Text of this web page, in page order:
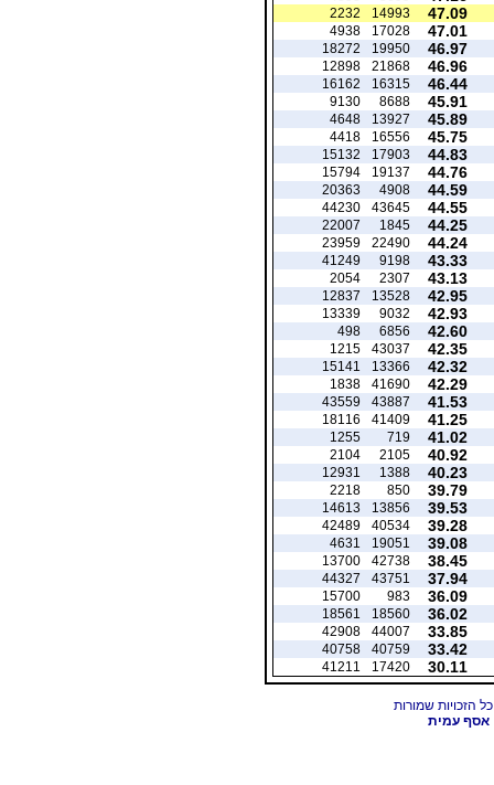
47.09
14993
2232
47.01
17028
4938
46.97
19950
18272
46.96
21868
12898
46.44
16315
16162
45.91
8688
9130
45.89
13927
4648
45.75
16556
4418
44.83
17903
15132
44.76
19137
15794
44.59
4908
20363
44.55
43645
44230
44.25
1845
22007
44.24
22490
23959
43.33
9198
41249
43.13
2307
2054
42.95
13528
12837
42.93
9032
13339
42.60
6856
498
42.35
43037
1215
42.32
13366
15141
42.29
41690
1838
41.53
43887
43559
41.25
41409
18116
41.02
719
1255
40.92
2105
2104
40.23
1388
12931
39.79
850
2218
39.53
13856
14613
39.28
40534
42489
39.08
19051
4631
38.45
42738
13700
37.94
43751
44327
36.09
983
15700
36.02
18560
18561
33.85
44007
42908
33.42
40759
40758
30.11
17420
41211
אסף עמית